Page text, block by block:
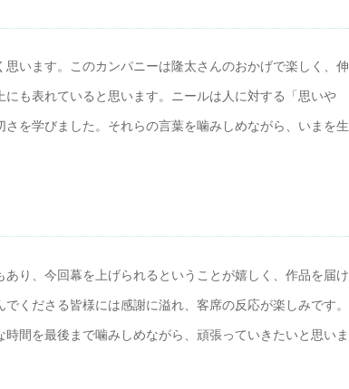
います。このカンパニーは隆太さんのおかげで楽しく、伸
も表れていると思います。ニールは人に対する「思いや
を学びました。それらの言葉を噛みしめながら、いまを生
り、今回幕を上げられるということが嬉しく、作品を届け
くださる皆様には感謝に溢れ、客席の反応が楽しみです。
間を最後まで噛みしめながら、頑張っていきたいと思いま